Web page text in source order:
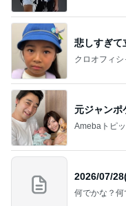
悲しすぎて
クロオフィ
元ジャンポ
Amebaトピ
2026/07/
何でかな？何